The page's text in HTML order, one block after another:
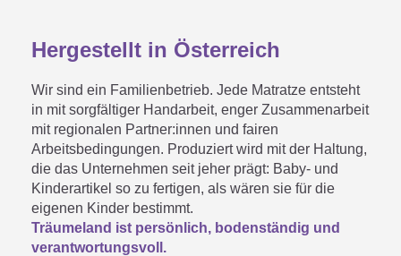
Hergestellt in Österreich
Wir sind ein Familienbetrieb. Jede Matratze entsteht
in mit sorgfältiger Handarbeit, enger Zusammenarbeit
mit regionalen Partner:innen und fairen
Arbeitsbedingungen. Produziert wird mit der Haltung,
die das Unternehmen seit jeher prägt: Baby- und
Kinderartikel so zu fertigen, als wären sie für die
eigenen Kinder bestimmt.
Träumeland ist persönlich, bodenständig und
verantwortungsvoll.